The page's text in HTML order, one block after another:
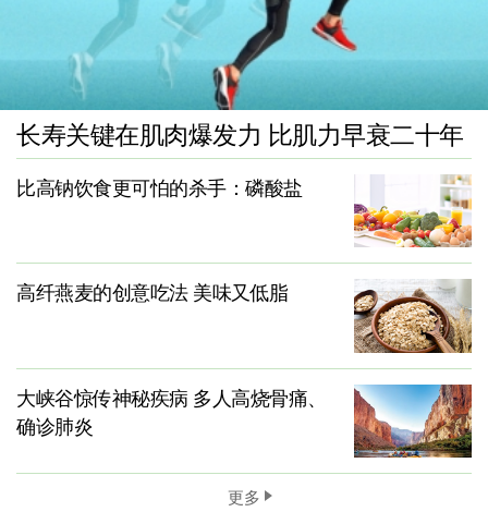
长寿关键在肌肉爆发力 比肌力早衰二十年
比高钠饮食更可怕的杀手：磷酸盐
高纤燕麦的创意吃法 美味又低脂
大峡谷惊传神秘疾病 多人高烧骨痛、
确诊肺炎
更多